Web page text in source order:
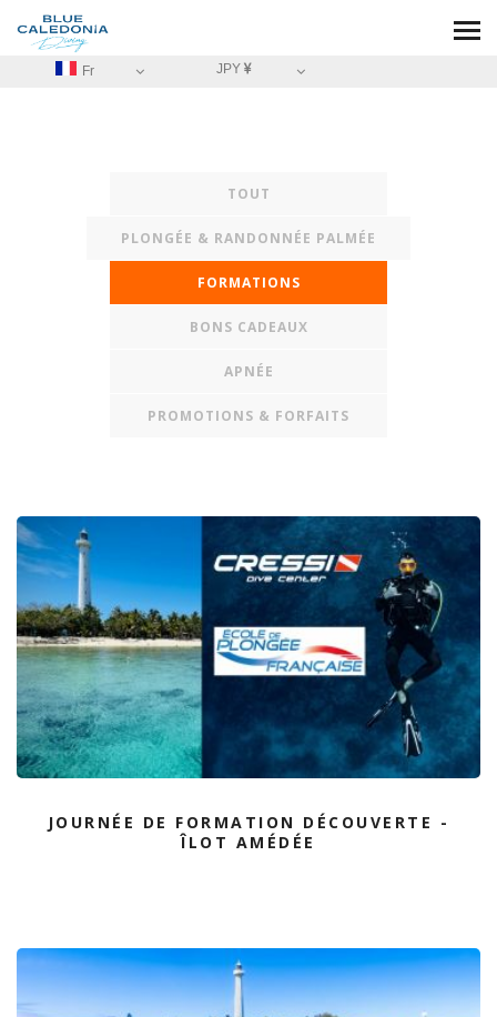
Fr JPY
TOUT
PLONGÉE & RANDONNÉE PALMÉE
FORMATIONS
BONS CADEAUX
APNÉE
PROMOTIONS & FORFAITS
JOURNÉE DE FORMATION DÉCOUVERTE -
ÎLOT AMÉDÉE